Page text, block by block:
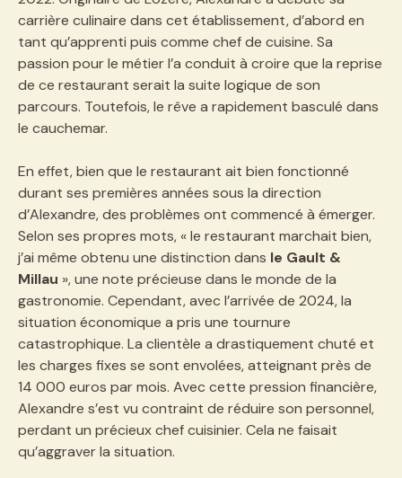
carrière culinaire dans cet établissement, d’abord en
tant qu’apprenti puis comme chef de cuisine. Sa
passion pour le métier l’a conduit à croire que la reprise
de ce restaurant serait la suite logique de son
parcours. Toutefois, le rêve a rapidement basculé dans
le cauchemar.
En effet, bien que le restaurant ait bien fonctionné
durant ses premières années sous la direction
d’Alexandre, des problèmes ont commencé à émerger.
Selon ses propres mots, « le restaurant marchait bien,
j’ai même obtenu une distinction dans le Gault &
Millau », une note précieuse dans le monde de la
gastronomie. Cependant, avec l’arrivée de 2024, la
situation économique a pris une tournure
catastrophique. La clientèle a drastiquement chuté et
les charges fixes se sont envolées, atteignant près de
14 000 euros par mois. Avec cette pression financière,
Alexandre s’est vu contraint de réduire son personnel,
perdant un précieux chef cuisinier. Cela ne faisait
qu’aggraver la situation.